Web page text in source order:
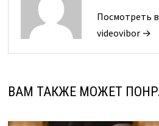
Посмотреть
videovibor →
ВАМ ТАКЖЕ МОЖЕТ